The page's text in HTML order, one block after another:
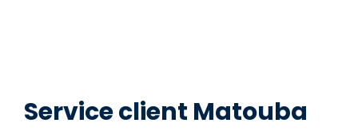
Service client Matouba